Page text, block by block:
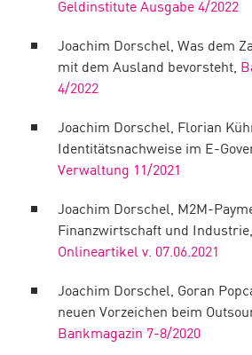
Geldinstitute Ausgabe 4/2022
Joachim Dorschel, Was dem
mit dem Ausland bevorsteht,
4/2022
Joachim Dorschel, Florian
Identitätsnachweise im E-
Verwaltung 11/2021
Joachim Dorschel, M2M-
Finanzwirtschaft und Industrie,
Onlineartikel v. 07.06.2021
Joachim Dorschel, Goran
neuen Vorzeichen beim
Bankmagazin 7-8/2020